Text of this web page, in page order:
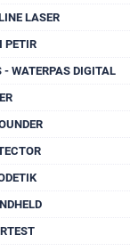
LASER
PETIR
WATERPAS DIGITAL